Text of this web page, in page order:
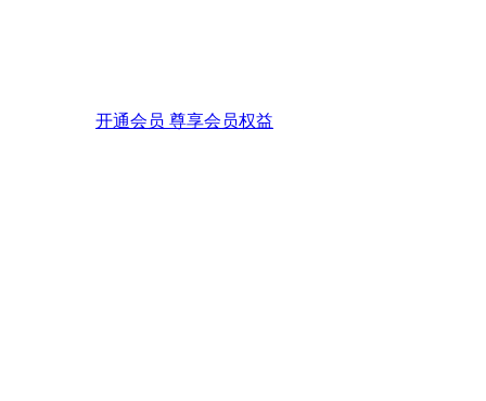
开通会员 尊享会员权益